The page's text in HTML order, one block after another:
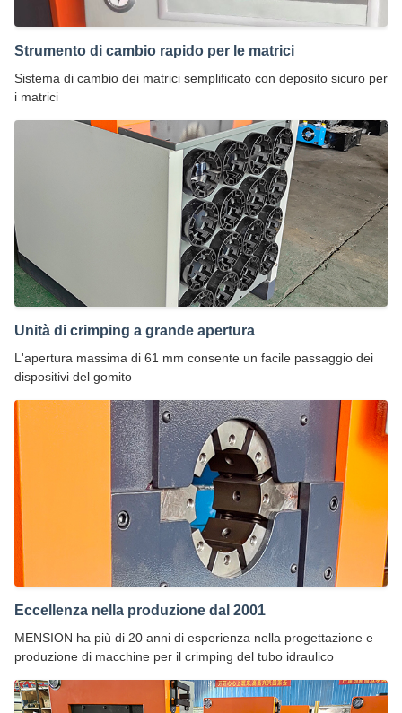
Strumento di cambio rapido per le matrici
Sistema di cambio dei matrici semplificato con deposito sicuro per
i matrici
Unità di crimping a grande apertura
L'apertura massima di 61 mm consente un facile passaggio dei
dispositivi del gomito
Eccellenza nella produzione dal 2001
MENSION ha più di 20 anni di esperienza nella progettazione e
produzione di macchine per il crimping del tubo idraulico